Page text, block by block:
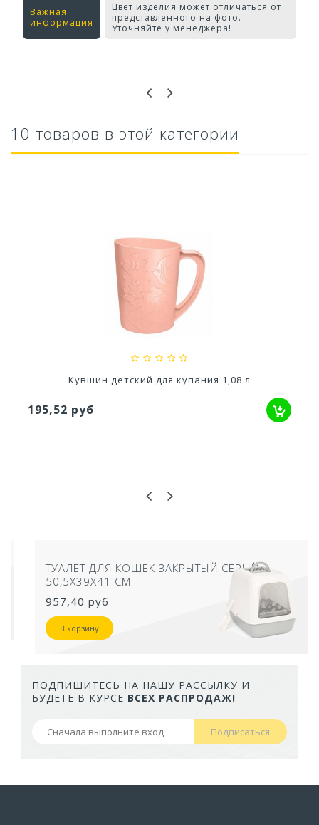
Важная
информация
Цвет изделия может отличаться от
представленного на фото.
Уточняйте у менеджера!
Кашпо Модерн Медиум 15Л (h 360) Цв. Серый...
10 товаров в этой категории
Кувшин детский для купания 1,08 л
195,52 руб
ТУАЛЕТ ДЛЯ КОШЕК ЗАКРЫТЫЙ СЕРЫЙ
50,5Х39Х41 СМ
957,40 руб
В корзину
ПОДПИШИТЕСЬ НА НАШУ РАССЫЛКУ И
БУДЕТЕ В КУРСЕ ВСЕХ РАСПРОДАЖ!
Подписаться